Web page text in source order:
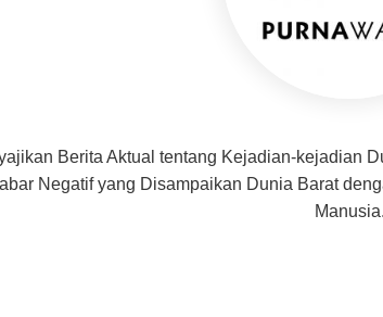
Berita Aktual tentang Kejadian-kejadian
Negatif yang Disampaikan Dunia Barat
Manusia.